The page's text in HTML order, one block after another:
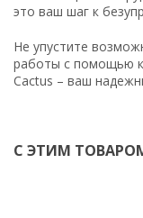
это ваш шаг к
Не упустите
работы с помощью
Cactus – ваш
С ЭТИМ